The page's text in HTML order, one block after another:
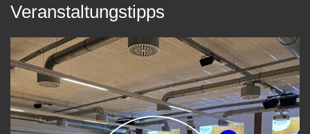
Veranstaltungstipps